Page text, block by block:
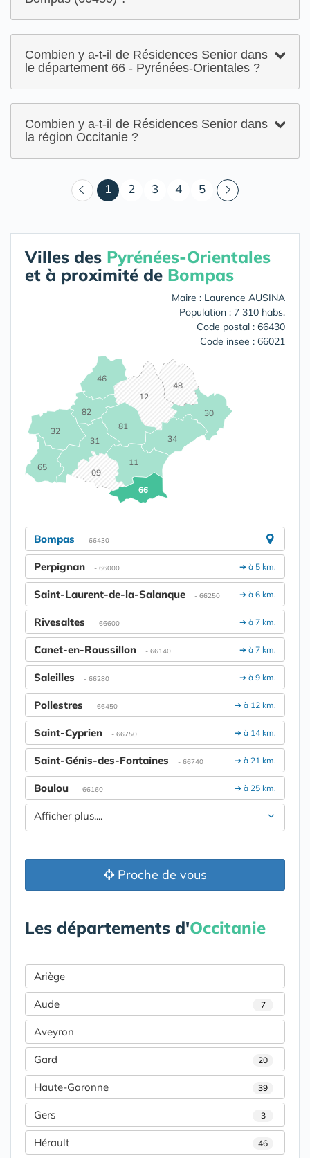
Combien y a-t-il de Résidences Senior dans
le département 66 - Pyrénées-Orientales ?
Combien y a-t-il de Résidences Senior dans
la région Occitanie ?
1 (courant)
2 3 4 5
Villes des Pyrénées-Orientales
et à proximité de Bompas
Maire : Laurence AUSINA
Population : 7 310 habs.
Code postal : 66430
Code insee : 66021
09
11
12
30
31
32
34
46
48
65
66
81
82
Bompas - 66430
➔ à 5 km.
Perpignan - 66000
➔ à 6 km.
Saint-Laurent-de-la-Salanque - 66250
➔ à 7 km.
Rivesaltes - 66600
➔ à 7 km.
Canet-en-Roussillon - 66140
➔ à 9 km.
Saleilles - 66280
➔ à 12 km.
Pollestres - 66450
➔ à 14 km.
Saint-Cyprien - 66750
➔ à 21 km.
Saint-Génis-des-Fontaines - 66740
➔ à 25 km.
Boulou - 66160
Afficher plus....
Proche de vous
Les départements d'Occitanie
Ariège
Aude 7
Aveyron
Gard 20
Haute-Garonne 39
Gers 3
Hérault 46